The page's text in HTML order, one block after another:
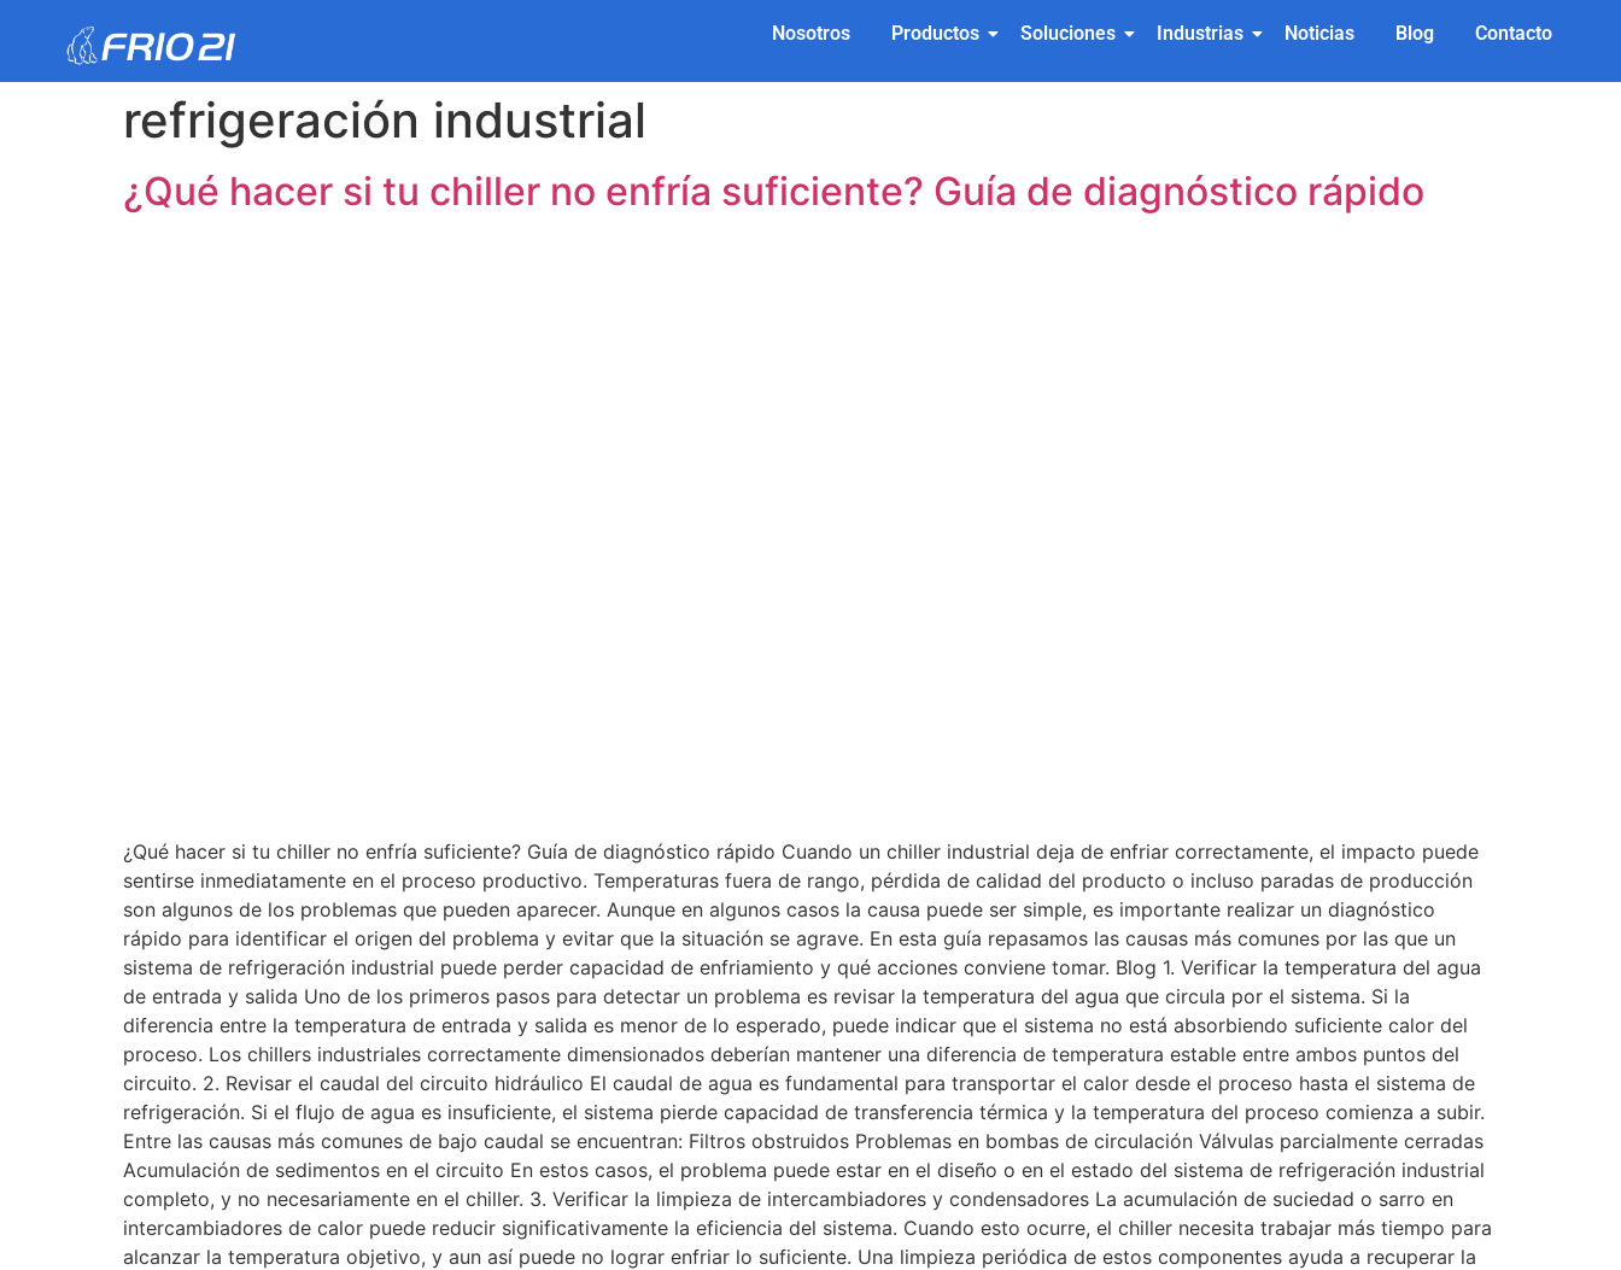
Nosotros Productos Soluciones Industrias Noticias Blog Contacto
refrigeración industrial
¿Qué hacer si tu chiller no enfría suficiente? Guía de diagnóstico rápido
¿Qué hacer si tu chiller no enfría suficiente? Guía de diagnóstico rápido Cuando un chiller industrial deja de enfriar correctamente, el impacto puede
sentirse inmediatamente en el proceso productivo. Temperaturas fuera de rango, pérdida de calidad del producto o incluso paradas de producción
son algunos de los problemas que pueden aparecer. Aunque en algunos casos la causa puede ser simple, es importante realizar un diagnóstico
rápido para identificar el origen del problema y evitar que la situación se agrave. En esta guía repasamos las causas más comunes por las que un
sistema de refrigeración industrial puede perder capacidad de enfriamiento y qué acciones conviene tomar. Blog 1. Verificar la temperatura del agua
de entrada y salida Uno de los primeros pasos para detectar un problema es revisar la temperatura del agua que circula por el sistema. Si la
diferencia entre la temperatura de entrada y salida es menor de lo esperado, puede indicar que el sistema no está absorbiendo suficiente calor del
proceso. Los chillers industriales correctamente dimensionados deberían mantener una diferencia de temperatura estable entre ambos puntos del
circuito. 2. Revisar el caudal del circuito hidráulico El caudal de agua es fundamental para transportar el calor desde el proceso hasta el sistema de
refrigeración. Si el flujo de agua es insuficiente, el sistema pierde capacidad de transferencia térmica y la temperatura del proceso comienza a subir.
Entre las causas más comunes de bajo caudal se encuentran: Filtros obstruidos Problemas en bombas de circulación Válvulas parcialmente cerradas
Acumulación de sedimentos en el circuito En estos casos, el problema puede estar en el diseño o en el estado del sistema de refrigeración industrial
completo, y no necesariamente en el chiller. 3. Verificar la limpieza de intercambiadores y condensadores La acumulación de suciedad o sarro en
intercambiadores de calor puede reducir significativamente la eficiencia del sistema. Cuando esto ocurre, el chiller necesita trabajar más tiempo para
alcanzar la temperatura objetivo, y aun así puede no lograr enfriar lo suficiente. Una limpieza periódica de estos componentes ayuda a recuperar la